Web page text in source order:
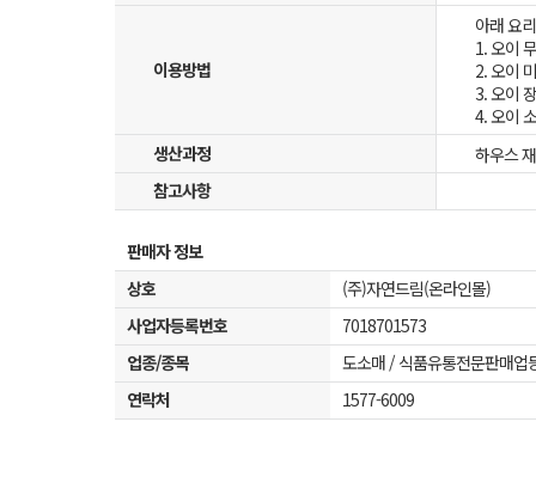
이용방법
아래 요
1. 오이
2. 오이
3. 오이
4. 오이
생산과정
하우스
참고사항
판매자 정보
상호
(주)자연드림(온라인몰)
사업자등록번호
7018701573
업종/종목
도소매 / 식품유통전문판매업
연락처
1577-6009